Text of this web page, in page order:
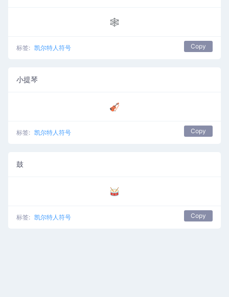
🕸
标签: 凯尔特人符号 Copy
小提琴
🎻
标签: 凯尔特人符号 Copy
鼓
🥁
标签: 凯尔特人符号 Copy